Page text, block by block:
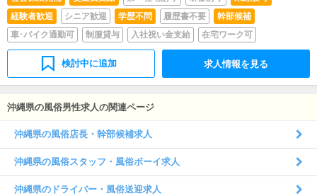
経験者歓迎
シニア歓迎 学歴不問 履歴書不要
幹部候補
車･バイク通勤可
制服貸与 入社祝い金支給 在宅ワーク可
検討中に追加 求人情報を見る
沖縄県の風俗男性求人の関連ページ
沖縄県の風俗店長・幹部候補求人
沖縄県の風俗スタッフ・風俗ボーイ求人
沖縄県のドライバー・風俗送迎求人